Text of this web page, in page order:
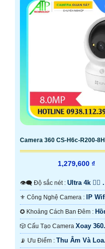
Camera 360 CS-H6c-R200-
1,279,600 ₫
👁️‍🗨 Độ sắc nét : Ultra 4k 👍🏾 .
⚜️ Công Nghệ Camera : IP
✪ Khoảng Cách Ban Đêm :
Smart IR.
🎲 Cấu Tạo Camera Xoay 360.
️📡 Ưu Điểm : Thu Âm Và Loa.